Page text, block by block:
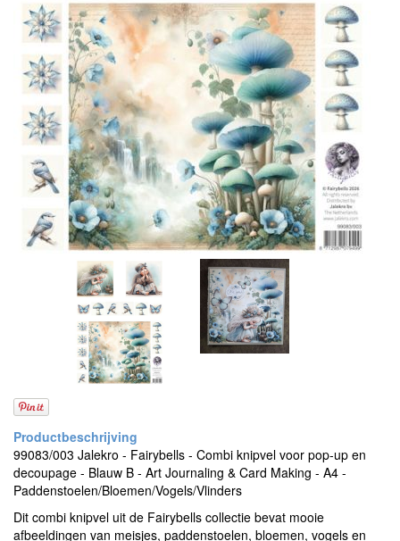
99083/003 Jalekro - Fairybells - Combi knipvel voor pop-up en
decoupage - Blauw B - Art Journaling & Card Making - A4 -
Paddenstoelen/Bloemen/Vogels/Vlinders
Dit combi knipvel uit de Fairybells collectie bevat mooie
afbeeldingen van meisjes, paddenstoelen, bloemen, vogels en